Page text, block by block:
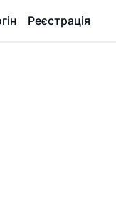
Реєстрація